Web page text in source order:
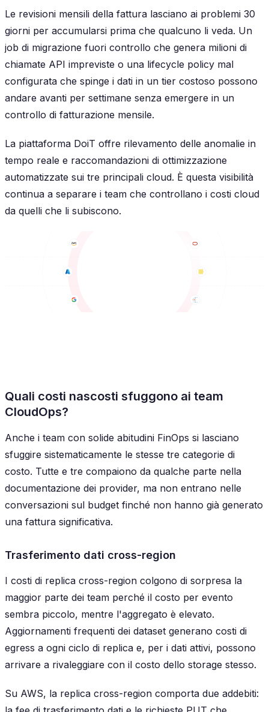
Le revisioni mensili della fattura lasciano ai problemi 30
giorni per accumularsi prima che qualcuno li veda. Un
job di migrazione fuori controllo che genera milioni di
chiamate API impreviste o una lifecycle policy mal
configurata che spinge i dati in un tier costoso possono
andare avanti per settimane senza emergere in un
controllo di fatturazione mensile.
La piattaforma DoiT offre rilevamento delle anomalie in
tempo reale e raccomandazioni di ottimizzazione
automatizzate sui tre principali cloud. È questa visibilità
continua a separare i team che controllano i costi cloud
da quelli che li subiscono.
Quali costi nascosti sfuggono ai team
CloudOps?
Anche i team con solide abitudini FinOps si lasciano
sfuggire sistematicamente le stesse tre categorie di
costo. Tutte e tre compaiono da qualche parte nella
documentazione dei provider, ma non entrano nelle
conversazioni sul budget finché non hanno già generato
una fattura significativa.
Trasferimento dati cross-region
I costi di replica cross-region colgono di sorpresa la
maggior parte dei team perché il costo per evento
sembra piccolo, mentre l'aggregato è elevato.
Aggiornamenti frequenti dei dataset generano costi di
egress a ogni ciclo di replica e, per i dati attivi, possono
arrivare a rivaleggiare con il costo dello storage stesso.
Su AWS, la replica cross-region comporta due addebiti: